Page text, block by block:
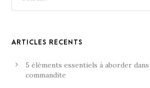
ARTICLES RÉCENTS
5 éléments essentiels à aborder
commandite